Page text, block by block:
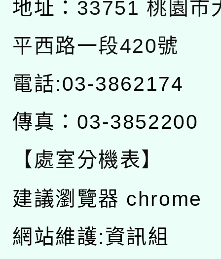
地址： 33751 桃園市
平西路一段420號
電話:03-3862174
傳真：03-3852200
【處室分機表】
建議瀏覽器 chrome
網站維護:資訊組